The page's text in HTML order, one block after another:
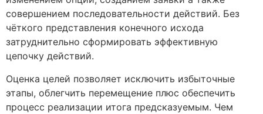
совершением последовательности действий. Без
чёткого представления конечного исхода
затруднительно сформировать эффективную
цепочку действий.
Оценка целей позволяет исключить избыточные
этапы, облегчить перемещение плюс обеспечить
процесс реализации итога предсказуемым. Чем